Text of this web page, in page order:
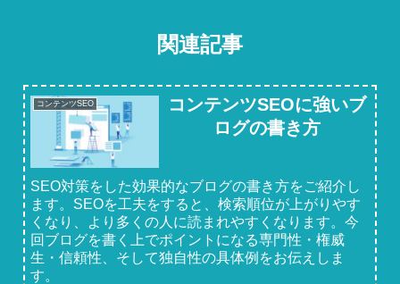
関連記事
コンテンツSEO
コンテンツSEOに強いブ
ログの書き方
SEO対策をした効果的なブログの書き方をご紹介し
ます。SEOを工夫をすると、検索順位が上がりやす
くなり、より多くの人に読まれやすくなります。今
回ブログを書く上でポイントになる専門性・権威
生・信頼性、そして独自性の具体例をお伝えしま
す。